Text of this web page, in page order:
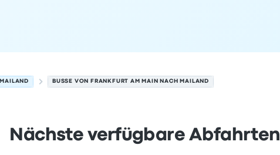
MAILAND BUSSE VON FRANKFURT AM MAIN NACH MAILAND
Nächste verfügbare Abfahrten